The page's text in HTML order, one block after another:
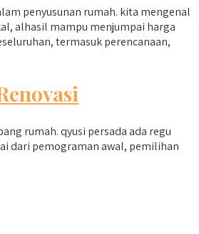
penyusunan rumah. kita mengenal
alhasil mampu menjumpai harga
termasuk perencanaan,
rumah. qyusi persada ada regu
dari pemograman awal, pemilihan